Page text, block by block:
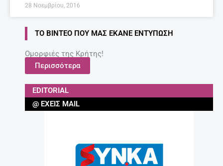
28 Νοεμβρίου, 2016
ΤΟ ΒΊΝΤΕΟ ΠΟΥ ΜΑΣ ΈΚΑΝΕ ΕΝΤΎΠΩΣΗ
Ομορφιές της Κρήτης!
Περισσότερα
EDITORIAL
@ ΈΧΕΙΣ MAIL